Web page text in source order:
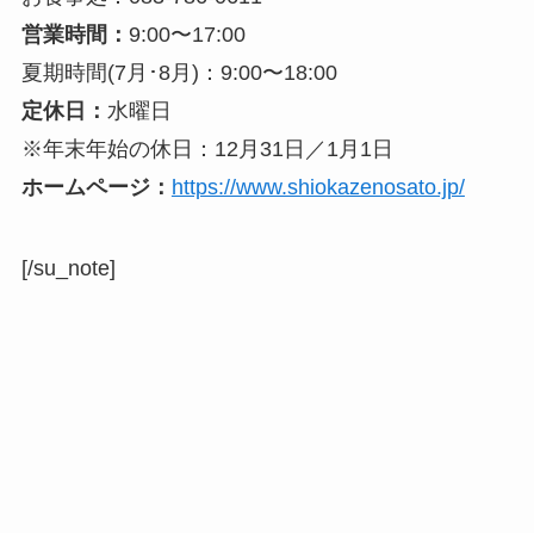
営業時間： 9:00〜17:00
夏期時間(7月･8月)：9:00〜18:00
定休日： 水曜日
※年末年始の休日：12月31日／1月1日
ホームページ： https://www.shiokazenosato.jp/
[/su_note]